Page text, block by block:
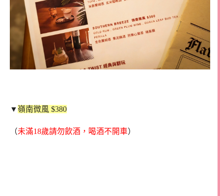
▼嶺南微風 $380
（未滿18歲請勿飲酒，喝酒不開車）